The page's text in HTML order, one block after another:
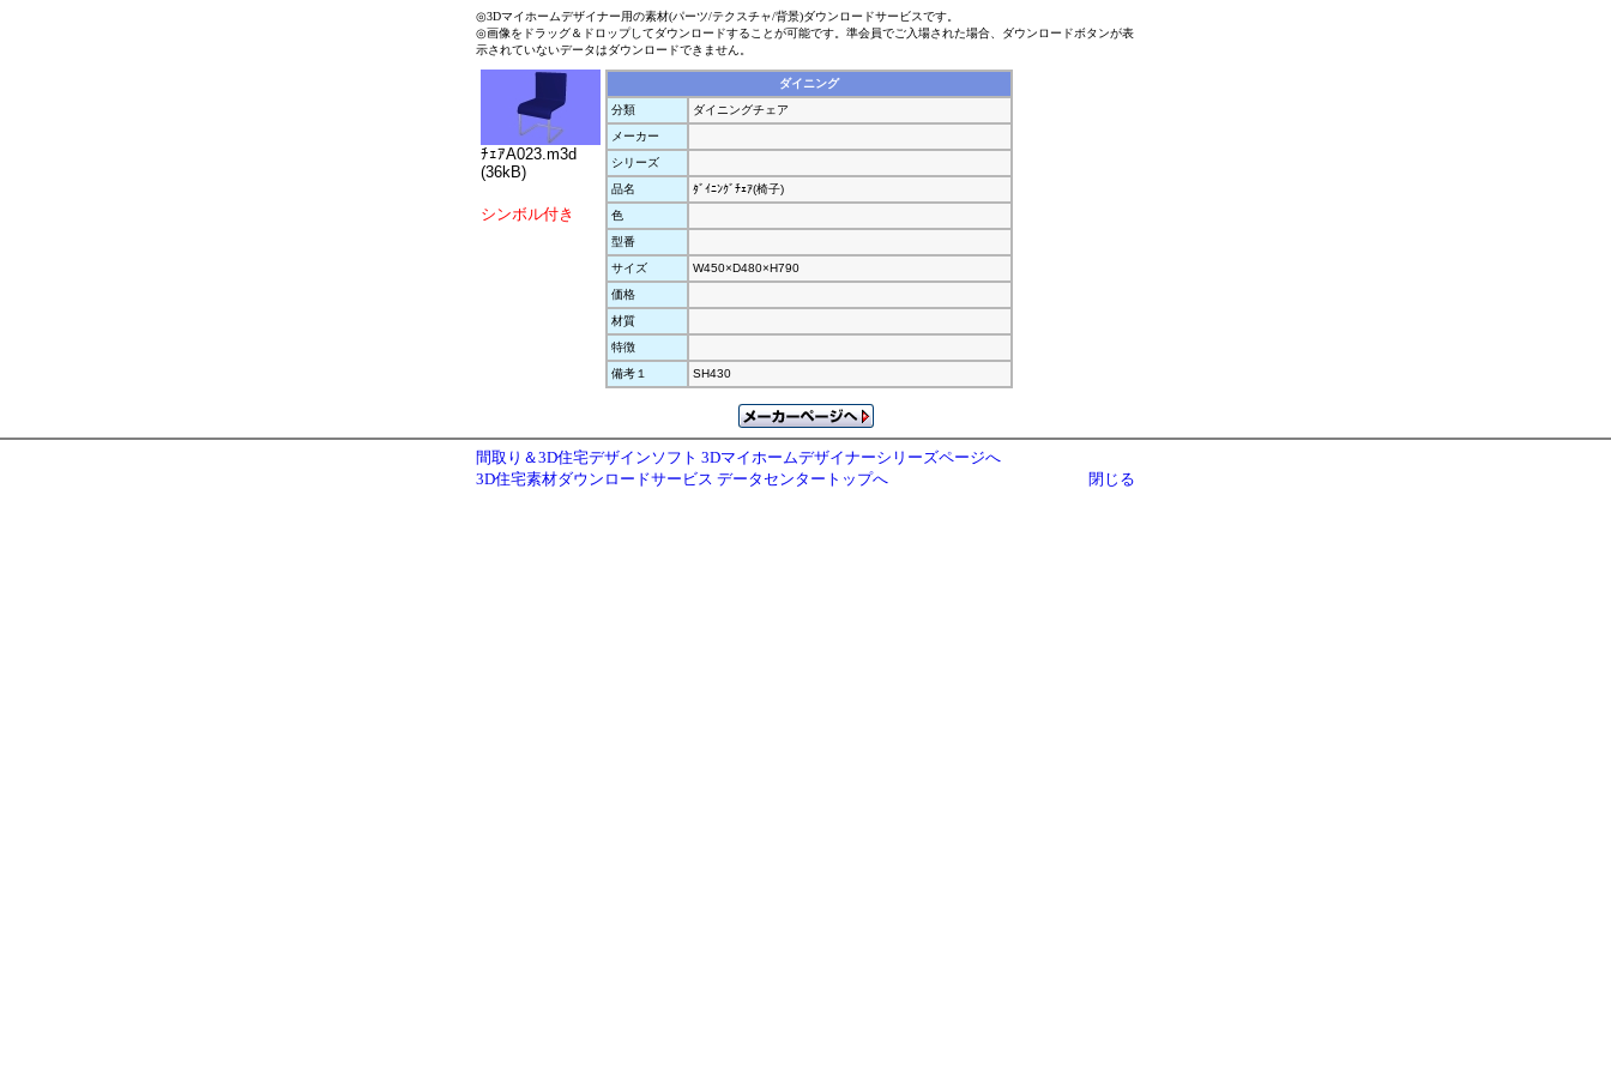
◎3Dマイホームデザイナー用の素材(パーツ/テクスチャ/背景)ダウンロードサービスです。
◎画像をドラッグ＆ドロップしてダウンロードすることが可能です。準会員でご入場された場合、ダウンロードボタンが表
示されていないデータはダウンロードできません。
ﾁｪｱA023.m3d
(36kB)
シンボル付き
ダイニング
分類
ダイニングチェア
メーカー
シリーズ
品名
ﾀﾞｲﾆﾝｸﾞﾁｪｱ(椅子)
色
型番
サイズ
W450×D480×H790
価格
材質
特徴
備考１
SH430
間取り＆3D住宅デザインソフト 3Dマイホームデザイナーシリーズページへ
3D住宅素材ダウンロードサービス データセンタートップへ
閉じる